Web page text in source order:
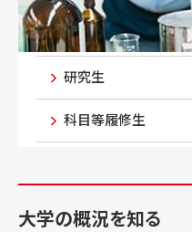
研究生
科目等履修生
大学の概況を知る